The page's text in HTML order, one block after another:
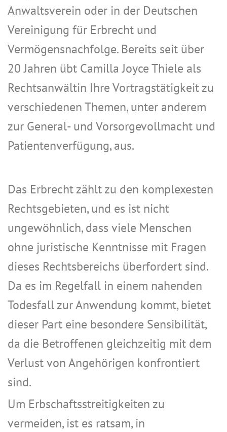
Anwaltsverein oder in der Deutschen
Vereinigung für Erbrecht und
Vermögensnachfolge. Bereits seit über
20 Jahren übt Camilla Joyce Thiele als
Rechtsanwältin Ihre Vortragstätigkeit zu
verschiedenen Themen, unter anderem
zur General- und Vorsorgevollmacht und
Patientenverfügung, aus.
Das Erbrecht zählt zu den komplexesten
Rechtsgebieten, und es ist nicht
ungewöhnlich, dass viele Menschen
ohne juristische Kenntnisse mit Fragen
dieses Rechtsbereichs überfordert sind.
Da es im Regelfall in einem nahenden
Todesfall zur Anwendung kommt, bietet
dieser Part eine besondere Sensibilität,
da die Betroffenen gleichzeitig mit dem
Verlust von Angehörigen konfrontiert
sind.
Um Erbschaftsstreitigkeiten zu
vermeiden, ist es ratsam, in